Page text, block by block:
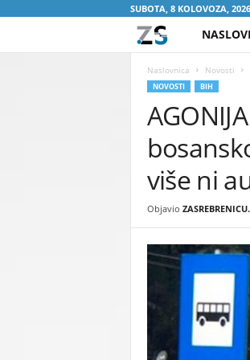
SUBOTA, 8 KOLOVOZA, 2026
A
S
E
B
R
E
Naslovnica Novosti
NOVOSTI BIH
više ni
Objavio